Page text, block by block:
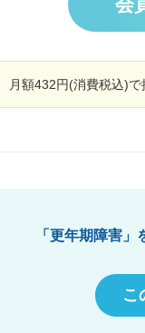
重い感じもあります
を受診したら 良いので
月額432円(消費税込)
「更年期障害
こ